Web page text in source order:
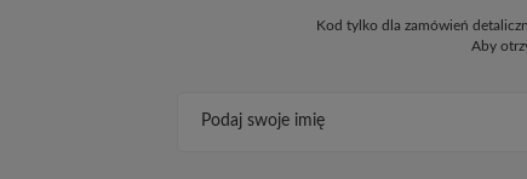
Kod tylko dla zamówień
Aby
Podaj swoje imię